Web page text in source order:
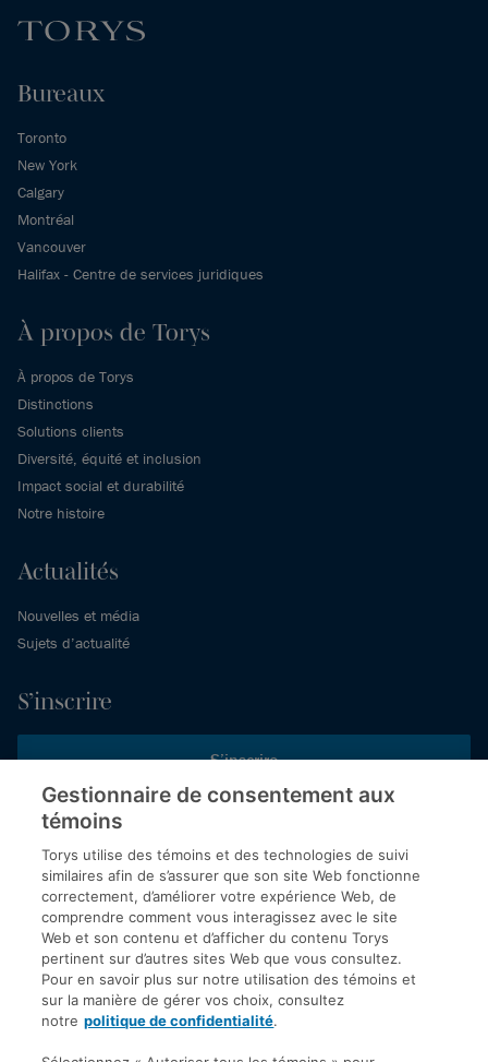
Bureaux
Toronto
New York
Calgary
Montréal
Vancouver
Halifax - Centre de services juridiques
À propos de Torys
À propos de Torys
Distinctions
Solutions clients
Diversité, équité et inclusion
Impact social et durabilité
Notre histoire
Actualités
Nouvelles et média
Sujets d’actualité
S’inscrire
S’inscrire
Inscrivez-vous aux publications de Torys pour recevoir nos derniers
commentaires, notre calendrier de webinaires et d’événements et
plus encore.
© 2026 Société d'avocats Torys S.E.N.C.R.L. Tous droits
réservés.
Politique de protection des renseignements personnels
Droit d’auteur
Gestionnaire de consentement aux
témoins
Torys utilise des témoins et des technologies de suivi
similaires afin de s’assurer que son site Web fonctionne
correctement, d’améliorer votre expérience Web, de
comprendre comment vous interagissez avec le site
Web et son contenu et d’afficher du contenu Torys
pertinent sur d’autres sites Web que vous consultez.
Pour en savoir plus sur notre utilisation des témoins et
sur la manière de gérer vos choix, consultez
notre politique de confidentialité.